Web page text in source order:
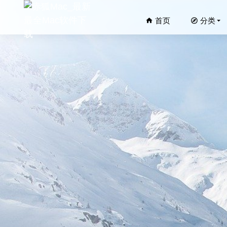
首页 分类
Perfectly
Sublime
微信小